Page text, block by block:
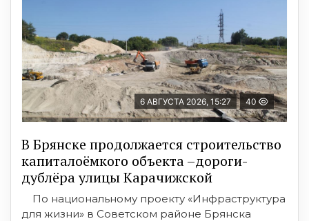
6 АВГУСТА 2026, 15:27 40
В Брянске продолжается строительство
капиталоёмкого объекта –дороги-
дублёра улицы Карачижской
По национальному проекту «Инфраструктура
для жизни» в Советском районе Брянска